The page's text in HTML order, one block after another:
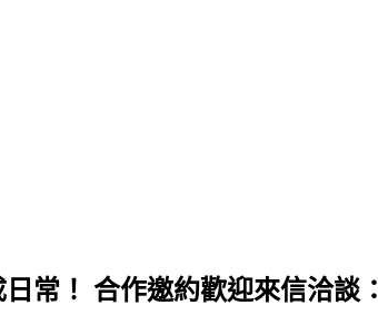
常！ 合作邀約歡迎來信洽談：